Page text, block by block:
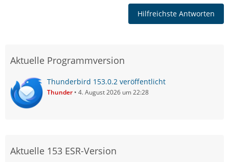
Hilfreichste Antworten
Aktuelle Programmversion
Thunderbird 153.0.2 veröffentlicht
Thunder 4. August 2026 um 22:28
Aktuelle 153 ESR-Version